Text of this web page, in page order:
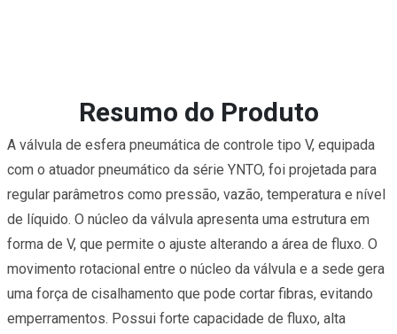
Resumo do Produto
A válvula de esfera pneumática de controle tipo V, equipada
com o atuador pneumático da série YNTO, foi projetada para
regular parâmetros como pressão, vazão, temperatura e nível
de líquido. O núcleo da válvula apresenta uma estrutura em
forma de V, que permite o ajuste alterando a área de fluxo. O
movimento rotacional entre o núcleo da válvula e a sede gera
uma força de cisalhamento que pode cortar fibras, evitando
emperramentos. Possui forte capacidade de fluxo, alta